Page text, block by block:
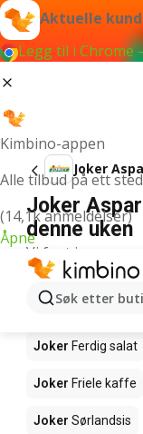
Aktuelle
Legg til i Chrome
Kimbino-appen
Alle tilbud på ett sted
(14,1k anmeldelser)
Åpne
Søk etter
Joker
Joker
denne uken
Vi fant ingen
Andre
Joker
Joker Ferdig salat
Joker Friele kaffe
Joker Sørlandsis